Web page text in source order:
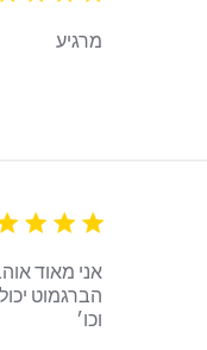
מרגיע
4 star rating
וכו׳